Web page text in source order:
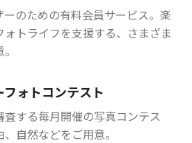
ーのための有料会員サービス。楽
ォトライフを支援する、さまざま
フォトコンテスト
査する毎月開催の写真コンテス
自然などをご用意。